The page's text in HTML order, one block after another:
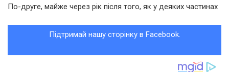
По-друге, майже через рік після того, як у деяких частинах
Підтримай нашу сторінку в Facebook.